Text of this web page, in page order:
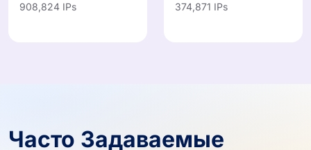
908,824 IPs 374,871 IPs
Часто Задаваемые